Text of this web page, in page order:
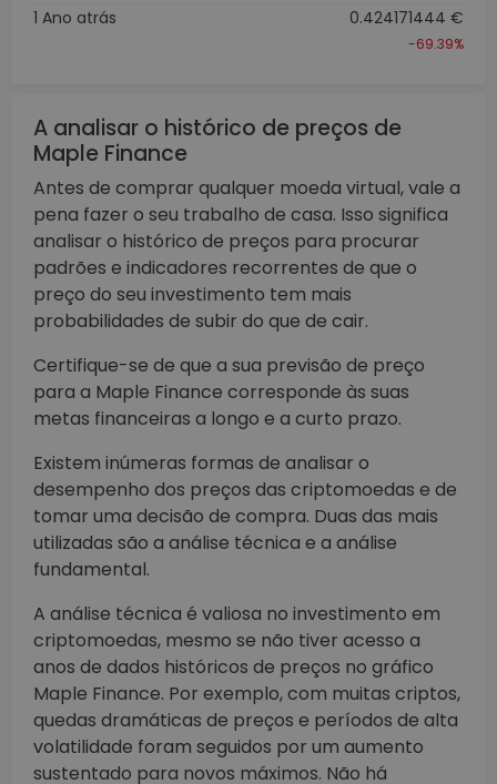
1 Ano atrás 0.424171444 €
-69.39%
A analisar o histórico de preços de
Maple Finance
Antes de comprar qualquer moeda virtual, vale a
pena fazer o seu trabalho de casa. Isso significa
analisar o histórico de preços para procurar
padrões e indicadores recorrentes de que o
preço do seu investimento tem mais
probabilidades de subir do que de cair.
Certifique-se de que a sua previsão de preço
para a Maple Finance corresponde às suas
metas financeiras a longo e a curto prazo.
Existem inúmeras formas de analisar o
desempenho dos preços das criptomoedas e de
tomar uma decisão de compra. Duas das mais
utilizadas são a análise técnica e a análise
fundamental.
A análise técnica é valiosa no investimento em
criptomoedas, mesmo se não tiver acesso a
anos de dados históricos de preços no gráfico
Maple Finance. Por exemplo, com muitas criptos,
quedas dramáticas de preços e períodos de alta
volatilidade foram seguidos por um aumento
sustentado para novos máximos. Não há